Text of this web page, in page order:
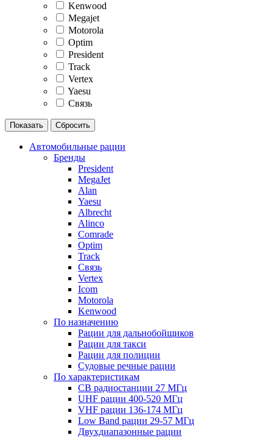
Kenwood
Megajet
Motorola
Optim
President
Track
Vertex
Yaesu
Связь
Автомобильные рации
Бренды
President
MegaJet
Alan
Yaesu
Albrecht
Alinco
Comrade
Optim
Track
Связь
Vertex
Icom
Motorola
Kenwood
По назначению
Рации для дальнобойщиков
Рации для такси
Рации для полиции
Судовые речные рации
По характеристикам
CB радиостанции 27 МГц
UHF рации 400-520 МГц
VHF рации 136-174 МГц
Low Band рации 29-57 МГц
Двухдиапазонные рации